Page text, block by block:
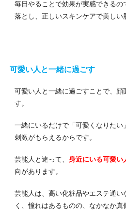
毎日やることで効果が実感できるの
落とし、正しいスキンケアで美しい
可愛い人と一緒に過ごす
可愛い人と一緒に過ごすことで、顔
す。
一緒にいるだけで「可愛くなりたい
刺激がもらえるからです。
芸能人と違って、 身近にいる可愛い
向があります。
芸能人は、高い化粧品やエステ通い
く、憧れはあるものの、なかなか真